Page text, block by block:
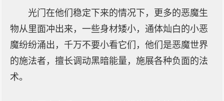
光门在他们稳定下来的情况下，更多的恶魔生
物从里面冲出来，一些身材矮小，通体灿白的小恶
魔纷纷涌出，千万不要小看它们，他们是恶魔世界
的施法者，擅长调动黑暗能量，施展各种负面的法
术。